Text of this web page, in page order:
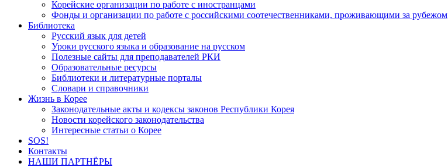
Корейские организации по работе с иностранцами
Фонды и организации по работе с российскими соотечественниками, проживающими за рубежом
Библиотека
Русский язык для детей
Уроки русского языка и образование на русском
Полезные сайты для преподавателей РКИ
Образовательные ресурсы
Библиотеки и литературные порталы
Словари и справочники
Жизнь в Корее
Законодательные акты и кодексы законов Республики Корея
Новости корейского законодательства
Интересные статьи о Корее
SOS!
Контакты
НАШИ ПАРТНЁРЫ